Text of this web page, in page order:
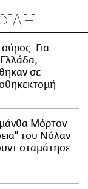
Για
σε
Μόρτον
του Νόλαν
σταμάτησε